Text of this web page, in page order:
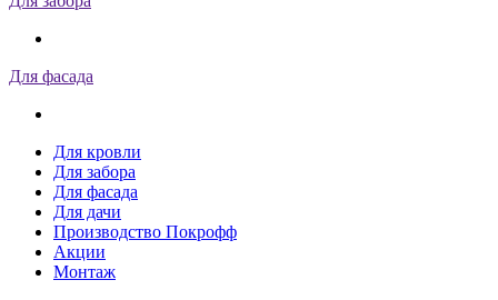
Для фасада
Для кровли
Для забора
Для фасада
Для дачи
Производство Покрофф
Акции
Монтаж